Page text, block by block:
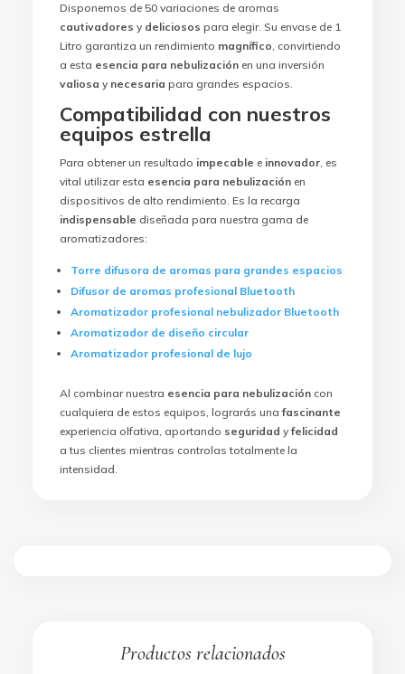
Disponemos de 50 variaciones de aromas
cautivadores y deliciosos para elegir. Su envase de 1
Litro garantiza un rendimiento magnífico, convirtiendo
a esta esencia para nebulizaciónen una inversión
valiosa y necesaria para grandes espacios.
Compatibilidad con nuestros
equipos estrella
Para obtener un resultado impecable e innovador, es
vital utilizar esta esencia para nebulizaciónen
dispositivos de alto rendimiento. Es la recarga
indispensable diseñada para nuestra gama de
aromatizadores:
Torre difusora de aromas para grandes espacios
Difusor de aromas profesional Bluetooth
Aromatizador profesional nebulizador Bluetooth
Aromatizador de diseño circular
Aromatizador profesional de lujo
Al combinar nuestra esencia para nebulizacióncon
cualquiera de estos equipos, lograrás unafascinante
experiencia olfativa, aportando seguridad yfelicidad
a tus clientes mientras controlas totalmente la
intensidad.
Productos relacionados